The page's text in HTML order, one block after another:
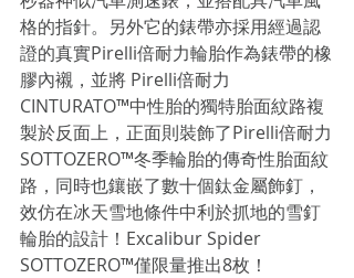
格的指針。另外它的錶帶亦採用經過認
證的真實Pirelli倍耐力輪胎作為錶帶的橡
膠內襯，並將 Pirelli倍耐力
CINTURATO™中性胎的獨特胎面紋路複
製於反面上，正面則裝飾了Pirelli倍耐力
SOTTOZERO™冬季輪胎的傳奇性胎面紋
路，同時也鑲嵌了數十個鈦金屬飾釘，
效仿在冰天雪地條件中利於抓地的雪釘
輪胎的設計！Excalibur Spider
SOTTOZERO™僅限量推出8枚！